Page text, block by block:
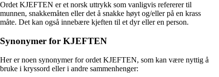
Ordet KJEFTEN er et norsk uttrykk som vanligvis refererer til
munnen, snakkemåten eller det å snakke høyt og/eller på en krass
måte. Det kan også innebære kjeften til et dyr eller en person.
Synonymer for KJEFTEN
Her er noen synonymer for ordet KJEFTEN, som kan være nyttig å
bruke i kryssord eller i andre sammenhenger: